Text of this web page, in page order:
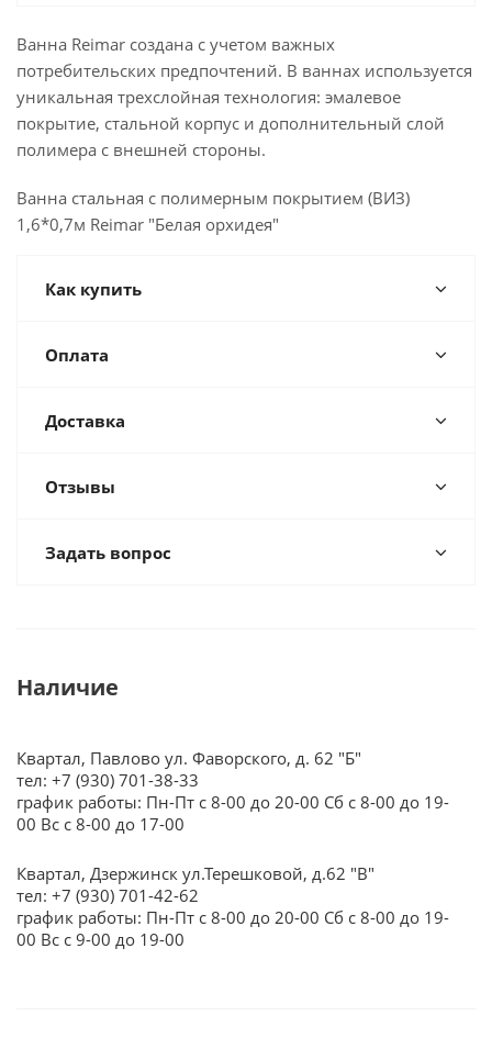
Ванна Reimar создана с учетом важных
потребительских предпочтений. В ваннах используется
уникальная трехслойная технология: эмалевое
покрытие, стальной корпус и дополнительный слой
полимера с внешней стороны.
Ванна стальная с полимерным покрытием (ВИЗ)
1,6*0,7м Reimar "Белая орхидея"
Как купить
Оплата
Доставка
Отзывы
Задать вопрос
Наличие
Квартал, Павлово ул. Фаворского, д. 62 "Б"
тел: +7 (930) 701-38-33
график работы: Пн-Пт с 8-00 до 20-00 Сб с 8-00 до 19-
00 Вс с 8-00 до 17-00
Квартал, Дзержинск ул.Терешковой, д.62 "В"
тел: +7 (930) 701-42-62
график работы: Пн-Пт с 8-00 до 20-00 Сб с 8-00 до 19-
00 Вс с 9-00 до 19-00